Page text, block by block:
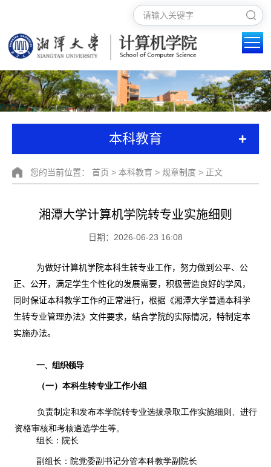
本科教育 +
您的当前位置： 首页 > 本科教育 > 规章制度 > 正文
湘潭大学计算机学院转专业实施细则
日期：2026-06-23 16:08
为做好计算机学院本科生转专业工作，努力做到公平、公
正、公开，满足学生个性化的发展需要，积极营造良好的学风，
同时保证本科教学工作的正常进行，根据《湘潭大学普通本科学
生转专业管理办法》文件要求，结合学院的实际情况，特制定本
实施办法。
一、组织领导
（一）本科生转专业工作小组
负责制定和发布本学院转专业选拔录取工作实施细则、进行
资格审核和考核遴选学生等。
组长：院长
副组长：院党委副书记分管本科教学副院长